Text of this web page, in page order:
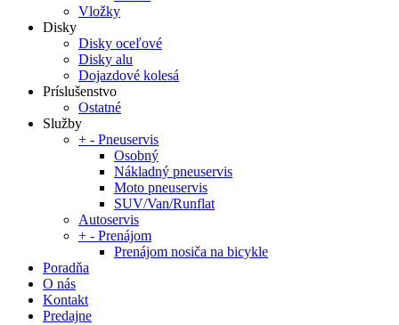
Vložky
Disky
Disky oceľové
Disky alu
Dojazdové kolesá
Príslušenstvo
Ostatné
Služby
+ - Pneuservis
Osobný
Nákladný pneuservis
Moto pneuservis
SUV/Van/Runflat
Autoservis
+ - Prenájom
Prenájom nosiča na bicykle
Poradňa
O nás
Kontakt
Predajne